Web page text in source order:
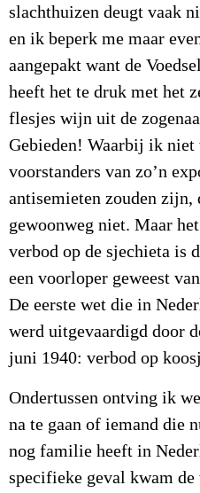
slachthuizen deugt vaak
en ik beperk me maar
aangepakt want de
heeft het te druk met het
flesjes wijn uit de
Gebieden! Waarbij ik niet
voorstanders van zo’n
antisemieten zouden zijn,
gewoonweg niet. Maar
verbod op de sjechieta is
een voorloper geweest
De eerste wet die in
werd uitgevaardigd door
juni 1940: verbod op
Ondertussen ontving ik
na te gaan of iemand die
nog familie heeft in
specifieke geval kwam